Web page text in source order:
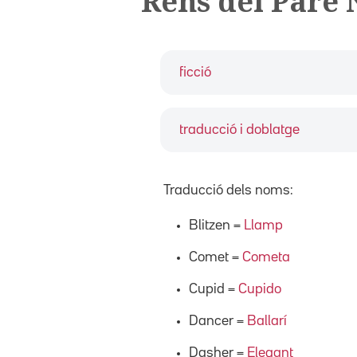
ficció
traducció i doblatge
Traducció dels noms:
Blitzen = Llamp
Comet = Cometa
Cupid = Cupido
Dancer = Ballarí
Dasher = Elegant